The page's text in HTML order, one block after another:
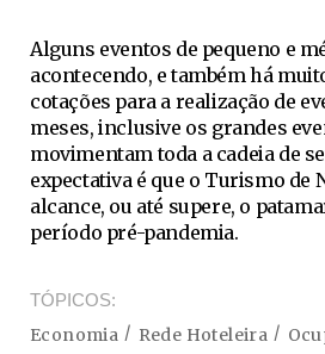
Alguns eventos de pequeno e
acontecendo, e também há
cotações para a realização de
meses, inclusive os grandes
movimentam toda a cadeia de
expectativa é que o Turismo de
alcance, ou até supere, o
período pré-pandemia.
TÓPICOS
Economia Rede Hoteleira